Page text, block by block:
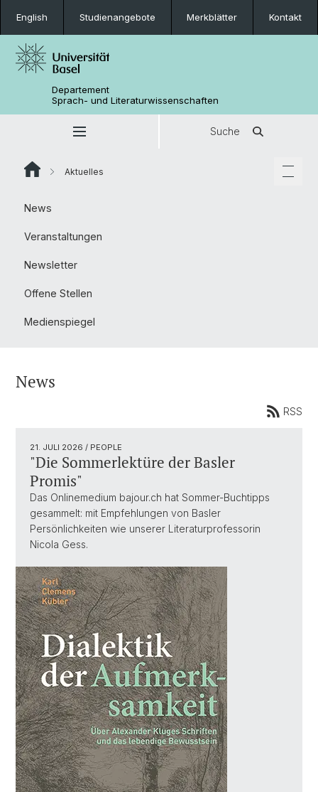
English Studienangebote Merkblätter Kontakt
Departement
Sprach- und Literaturwissenschaften
Suche
Aktuelles
News
Veranstaltungen
Newsletter
Offene Stellen
Medienspiegel
News
RSS
21. JULI 2026 / PEOPLE
"Die Sommerlektüre der Basler
Promis"
Das Onlinemedium bajour.ch hat Sommer-Buchtipps
gesammelt: mit Empfehlungen von Basler
Persönlichkeiten wie unserer Literaturprofessorin
Nicola Gess.